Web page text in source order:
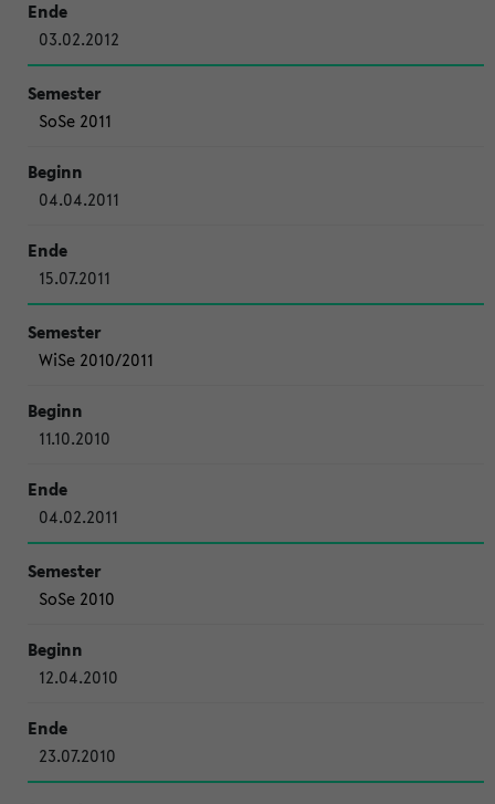
03.02.2012
SoSe 2011
04.04.2011
15.07.2011
WiSe 2010/2011
11.10.2010
04.02.2011
SoSe 2010
12.04.2010
23.07.2010